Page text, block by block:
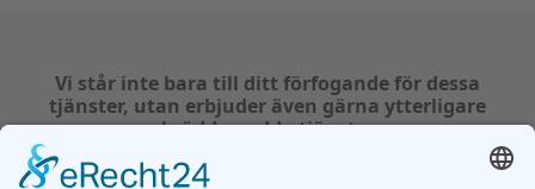
Vi står inte bara till ditt förfogande för dessa
tjänster, utan erbjuder även gärna ytterligare
skräddarsydda tjänster.
Tveka inte att kontakta oss för att få veta mer om